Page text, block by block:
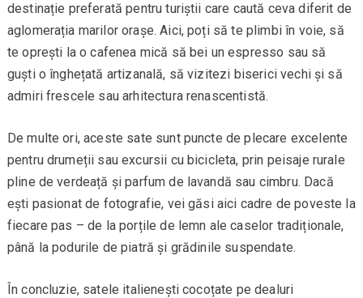
destinație preferată pentru turiștii care caută ceva diferit de
aglomerația marilor orașe. Aici, poți să te plimbi în voie, să
te oprești la o cafenea mică să bei un espresso sau să
guști o înghețată artizanală, să vizitezi biserici vechi și să
admiri frescele sau arhitectura renascentistă.
De multe ori, aceste sate sunt puncte de plecare excelente
pentru drumeții sau excursii cu bicicleta, prin peisaje rurale
pline de verdeață și parfum de lavandă sau cimbru. Dacă
ești pasionat de fotografie, vei găsi aici cadre de poveste la
fiecare pas – de la porțile de lemn ale caselor tradiționale,
până la podurile de piatră și grădinile suspendate.
În concluzie, satele italienești cocoțate pe dealuri